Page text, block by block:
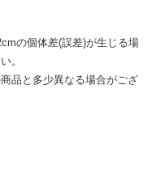
の個体差(誤差)が生じる場
。
品と多少異なる場合がござ